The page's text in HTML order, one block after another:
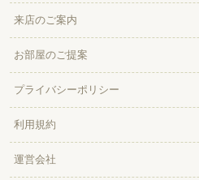
来店のご案内
お部屋のご提案
プライバシーポリシー
利用規約
運営会社